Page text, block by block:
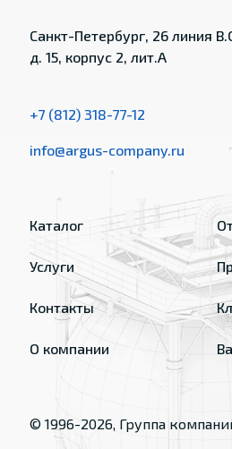
Санкт-Петербург, 26 линия
д. 15, корпус 2, лит.А
+7 (812) 318-77-12
info@argus-company.ru
Каталог
Услуги
Контакты
О компании
© 1996-2026, Группа